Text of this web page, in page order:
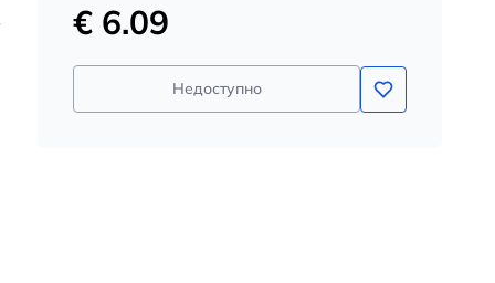
€ 6.09
Недоступно